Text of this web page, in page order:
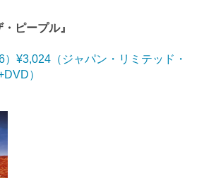
ピープル』
¥3,024（ジャパン・リミテッド・
）